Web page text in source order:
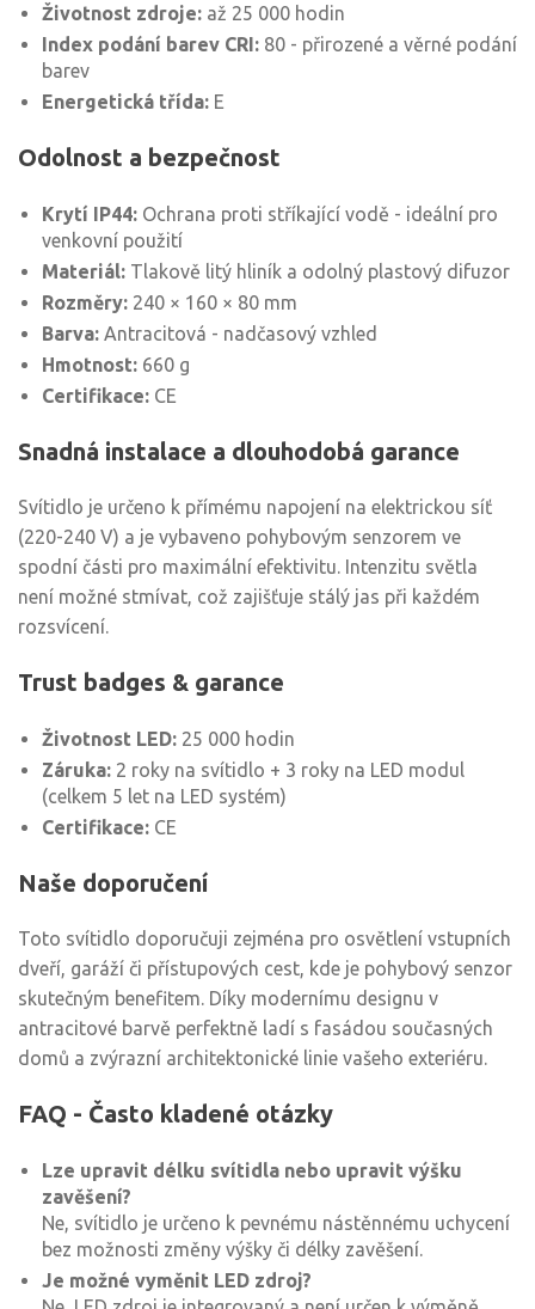
Životnost zdroje: až 25 000 hodin
Index podání barev CRI: 80 - přirozené a věrné podání
barev
Energetická třída: E
Odolnost a bezpečnost
Krytí IP44: Ochrana proti stříkající vodě - ideální pro
venkovní použití
Materiál: Tlakově litý hliník a odolný plastový difuzor
Rozměry: 240 × 160 × 80 mm
Barva: Antracitová - nadčasový vzhled
Hmotnost: 660 g
Certifikace: CE
Snadná instalace a dlouhodobá garance
Svítidlo je určeno k přímému napojení na elektrickou síť
(220-240 V) a je vybaveno pohybovým senzorem ve
spodní části pro maximální efektivitu. Intenzitu světla
není možné stmívat, což zajišťuje stálý jas při každém
rozsvícení.
Trust badges & garance
Životnost LED: 25 000 hodin
Záruka: 2 roky na svítidlo + 3 roky na LED modul
(celkem 5 let na LED systém)
Certifikace: CE
Naše doporučení
Toto svítidlo doporučuji zejména pro osvětlení vstupních
dveří, garáží či přístupových cest, kde je pohybový senzor
skutečným benefitem. Díky modernímu designu v
antracitové barvě perfektně ladí s fasádou současných
domů a zvýrazní architektonické linie vašeho exteriéru.
FAQ - Často kladené otázky
Lze upravit délku svítidla nebo upravit výšku
zavěšení?
Ne, svítidlo je určeno k pevnému nástěnnému uchycení
bez možnosti změny výšky či délky zavěšení.
Je možné vyměnit LED zdroj?